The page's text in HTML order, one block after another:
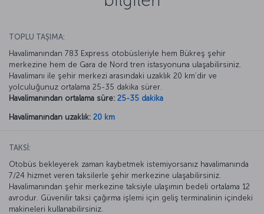
TOPLU TAŞIMA:
Havalimanından 783 Express otobüsleriyle hem Bükreş şehir
merkezine hem de Gara de Nord tren istasyonuna ulaşabilirsiniz.
Havalimanı ile şehir merkezi arasındaki uzaklık 20 km’dir ve
yolculuğunuz ortalama 25-35 dakika sürer.
Havalimanından ortalama süre: 25-35 dakika
Havalimanından uzaklık: 20 km
TAKSİ:
Otobüs bekleyerek zaman kaybetmek istemiyorsanız havalimanında
7/24 hizmet veren taksilerle şehir merkezine ulaşabilirsiniz.
Havalimanından şehir merkezine taksiyle ulaşımın bedeli ortalama 12
avrodur. Güvenilir taksi çağırma işlemi için geliş terminalinin içindeki
makineleri kullanabilirsiniz.